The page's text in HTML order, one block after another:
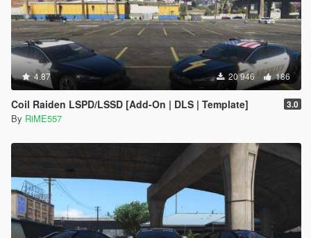
4.87 20 946 186
Coil Raiden LSPD/LSSD [Add-On | DLS | Template] 3.0
By RiME557